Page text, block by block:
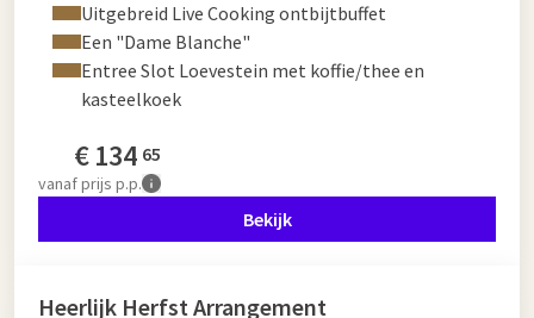
Uitgebreid Live Cooking ontbijtbuffet
Een "Dame Blanche"
Entree Slot Loevestein met koffie/thee en
kasteelkoek
€134 65
vanafprijs p.p.
Bekijk
Heerlijk Herfst Arrangement